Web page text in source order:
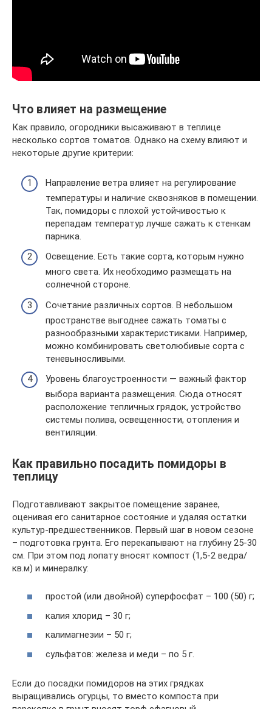
Что влияет на размещение
Как правило, огородники высаживают в теплице
несколько сортов томатов. Однако на схему влияют и
некоторые другие критерии:
Направление ветра влияет на регулирование
температуры и наличие сквозняков в помещении.
Так, помидоры с плохой устойчивостью к
перепадам температур лучше сажать к стенкам
парника.
Освещение. Есть такие сорта, которым нужно
много света. Их необходимо размещать на
солнечной стороне.
Сочетание различных сортов. В небольшом
пространстве выгоднее сажать томаты с
разнообразными характеристиками. Например,
можно комбинировать светолюбивые сорта с
теневыносливыми.
Уровень благоустроенности — важный фактор
выбора варианта размещения. Сюда относят
расположение тепличных грядок, устройство
системы полива, освещенности, отопления и
вентиляции.
Как правильно посадить помидоры в
теплицу
Подготавливают закрытое помещение заранее,
оценивая его санитарное состояние и удаляя остатки
культур-предшественников. Первый шаг в новом сезоне
– подготовка грунта. Его перекапывают на глубину 25-30
см. При этом под лопату вносят компост (1,5-2 ведра/
кв.м) и минералку:
простой (или двойной) суперфосфат – 100 (50) г;
калия хлорид – 30 г;
калимагнезии – 50 г;
сульфатов: железа и меди – по 5 г.
Если до посадки помидоров на этих грядках
выращивались огурцы, то вместо компоста при